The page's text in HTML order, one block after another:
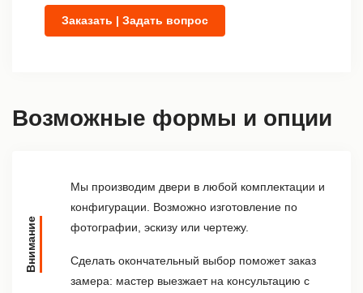
Заказать | Задать вопрос
Возможные формы и опции
Внимание
Мы производим двери в любой комплектации и
конфигурации. Возможно изготовление по
фотографии, эскизу или чертежу.
Сделать окончательный выбор поможет заказ
замера: мастер выезжает на консультацию с